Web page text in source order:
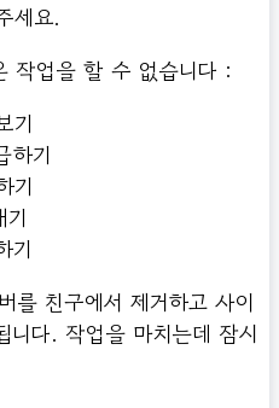
세요.
작업을 할 수 없습니다 :
기
하기
기
기
기
를 친구에서 제거하고 사이
니다. 작업을 마치는데 잠시